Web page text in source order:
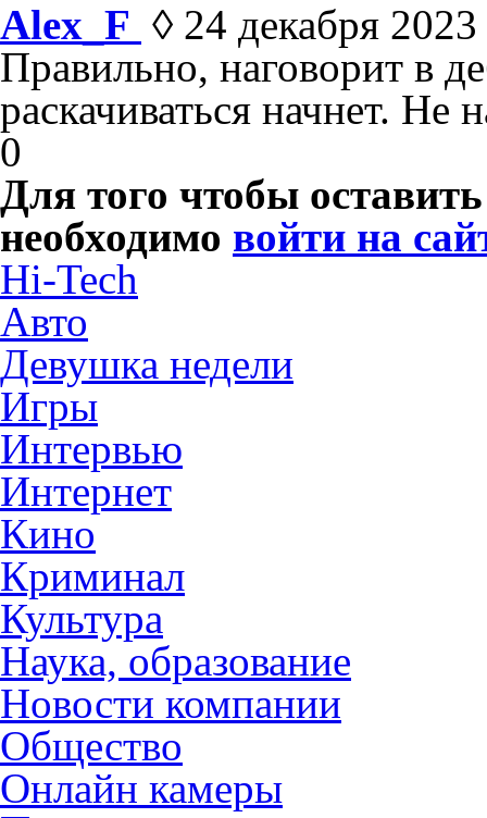
Aleх_F ◊ 24 декабря
Правильно, наговорит в
раскачиваться начнет. Не
0
Для того чтобы
необходимо войти на
Hi-Tech
Авто
Девушка недели
Игры
Интервью
Интернет
Кино
Криминал
Культура
Наука, образование
Новости компании
Общество
Онлайн камеры